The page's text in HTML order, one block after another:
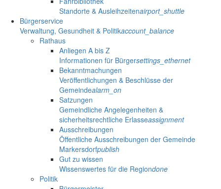
Standorte & Ausleihzeitenairport_shuttle
Bürgerservice
Verwaltung, Gesundheit & Politikaccount_balance
Rathaus
Anliegen A bis Z
Informationen für Bürgersettings_ethernet
Bekanntmachungen
Veröffentlichungen & Beschlüsse der
Gemeindealarm_on
Satzungen
Gemeindliche Angelegenheiten &
sicherheitsrechtliche Erlasseassignment
Ausschreibungen
Öffentliche Ausschreibungen der Gemeinde
Markersdorfpublish
Gut zu wissen
Wissenswertes für die Regiondone
Politik